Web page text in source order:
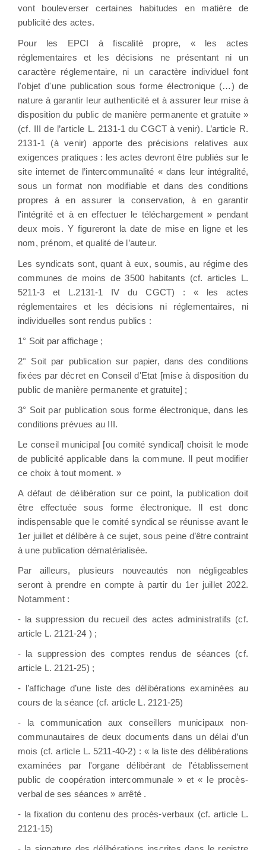
vont bouleverser certaines habitudes en matière de
publicité des actes.
Pour les EPCI à fiscalité propre, « les actes
réglementaires et les décisions ne présentant ni un
caractère réglementaire, ni un caractère individuel font
l'objet d'une publication sous forme électronique (…) de
nature à garantir leur authenticité et à assurer leur mise à
disposition du public de manière permanente et gratuite »
(cf. III de l’article L. 2131-1 du CGCT à venir). L’article R.
2131-1 (à venir) apporte des précisions relatives aux
exigences pratiques : les actes devront être publiés sur le
site internet de l’intercommunalité « dans leur intégralité,
sous un format non modifiable et dans des conditions
propres à en assurer la conservation, à en garantir
l'intégrité et à en effectuer le téléchargement » pendant
deux mois. Y figureront la date de mise en ligne et les
nom, prénom, et qualité de l’auteur.
Les syndicats sont, quant à eux, soumis, au régime des
communes de moins de 3500 habitants (cf. articles L.
5211-3 et L.2131-1 IV du CGCT) : « les actes
réglementaires et les décisions ni réglementaires, ni
individuelles sont rendus publics :
1° Soit par affichage ;
2° Soit par publication sur papier, dans des conditions
fixées par décret en Conseil d'Etat [mise à disposition du
public de manière permanente et gratuite] ;
3° Soit par publication sous forme électronique, dans les
conditions prévues au III.
Le conseil municipal [ou comité syndical] choisit le mode
de publicité applicable dans la commune. Il peut modifier
ce choix à tout moment. »
A défaut de délibération sur ce point, la publication doit
être effectuée sous forme électronique. Il est donc
indispensable que le comité syndical se réunisse avant le
1er juillet et délibère à ce sujet, sous peine d’être contraint
à une publication dématérialisée.
Par ailleurs, plusieurs nouveautés non négligeables
seront à prendre en compte à partir du 1er juillet 2022.
Notamment :
- la suppression du recueil des actes administratifs (cf.
article L. 2121-24 ) ;
- la suppression des comptes rendus de séances (cf.
article L. 2121-25) ;
- l’affichage d’une liste des délibérations examinées au
cours de la séance (cf. article L. 2121-25)
- la communication aux conseillers municipaux non-
communautaires de deux documents dans un délai d’un
mois (cf. article L. 5211-40-2) : « la liste des délibérations
examinées par l'organe délibérant de l'établissement
public de coopération intercommunale » et « le procès-
verbal de ses séances » arrêté .
- la fixation du contenu des procès-verbaux (cf. article L.
2121-15)